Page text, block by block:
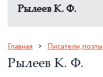
Рылеев К. Ф.
Главная Писатели, поэты
Рылеев К. Ф.